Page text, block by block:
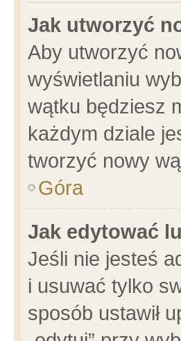
Jak utworzyć
Aby utworzyć
wyświetlaniu
wątku będziesz
każdym dziale
tworzyć nowy
Góra
Jak edytować
Jeśli nie jesteś
i usuwać tylko
sposób ustawił